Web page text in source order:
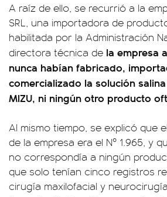
A raíz de ello, se recurrió a la
SRL, una importadora de
habilitada por la Administración
directora técnica de la empresa
nunca habían fabricado,
comercializado la solución
MIZU, ni ningún otro producto
Al mismo tiempo, se explicó que
de la empresa era el Nº 1.965, y
no correspondía a ningún
que solo tenían cinco registros
cirugía maxilofacial y